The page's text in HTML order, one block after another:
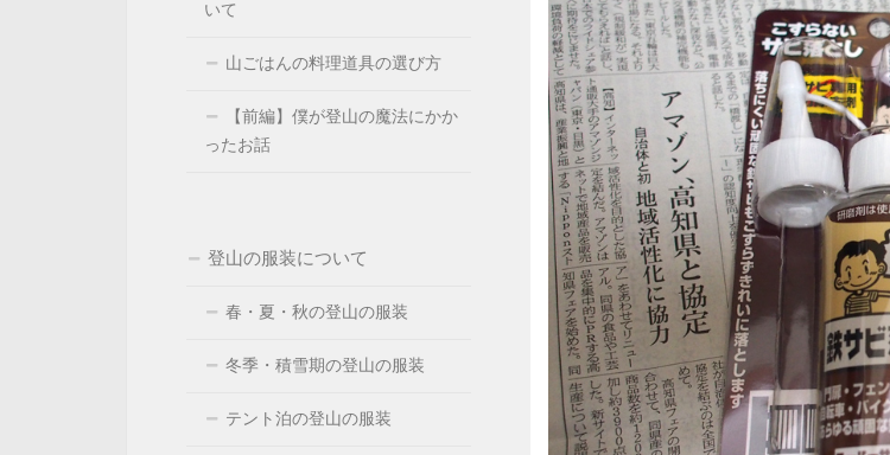
いて
山ごはんの料理道具の選び方
【前編】僕が登山の魔法にかか
ったお話
登山の服装について
春・夏・秋の登山の服装
冬季・積雪期の登山の服装
テント泊の登山の服装